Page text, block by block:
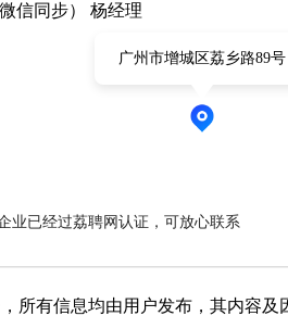
信同步） 杨经理
广州市增城区荔乡路89号
业已经过荔聘网认证，可放心联系
所有信息均由用户发布，其内容